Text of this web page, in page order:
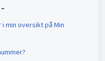
min oversikt på Min